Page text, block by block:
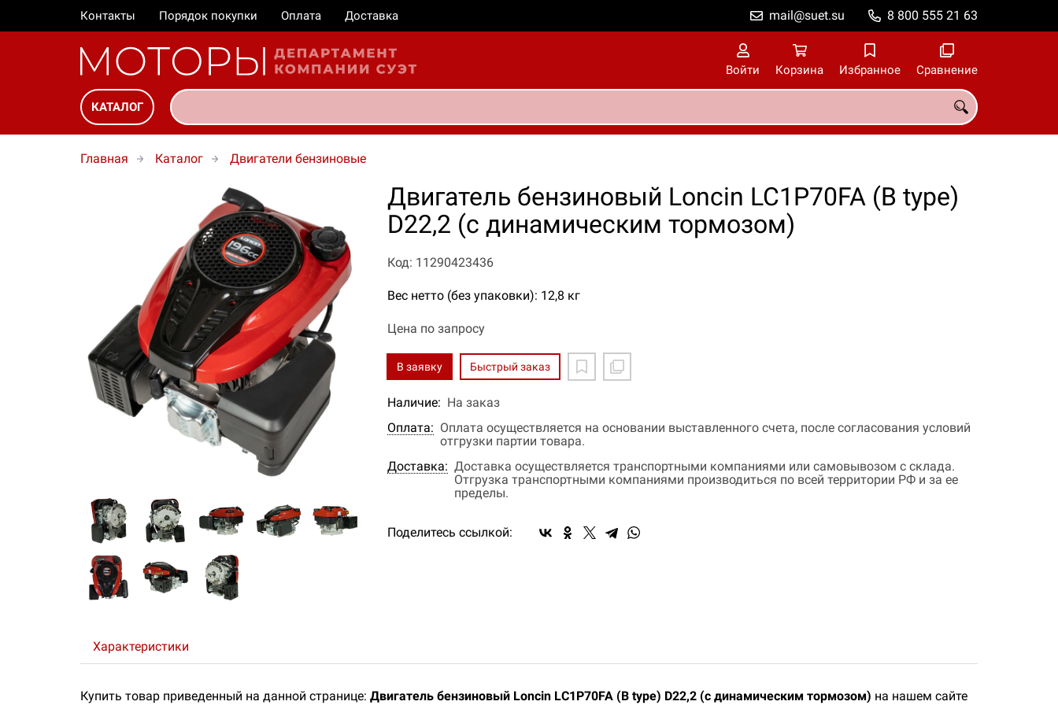
Контакты Порядок покупки Оплата Доставка 8 800 555 21 63
mail@suet.su
Войти Корзина Избранное Сравнение
КАТАЛОГ
Главная Каталог Двигатели бензиновые
Двигатель бензиновый Loncin LC1P70FA (B type)
D22,2 (с динамическим тормозом)
Код: 11290423436
Вес нетто (без упаковки): 12,8 кг
Цена по запросу
В заявку Быстрый заказ
Наличие: На заказ
Оплата: Оплата осуществляется на основании выставленного счета, после согласования условий
отгрузки партии товара.
Доставка: Доставка осуществляется транспортными компаниями или самовывозом с склада.
Отгрузка транспортными компаниями производиться по всей территории РФ и за ее
пределы.
Поделитесь ссылкой:
Характеристики
Купить товар приведенный на данной странице: Двигатель бензиновый Loncin LC1P70FA (B type) D22,2 (с динамическим тормозом) на нашем сайте